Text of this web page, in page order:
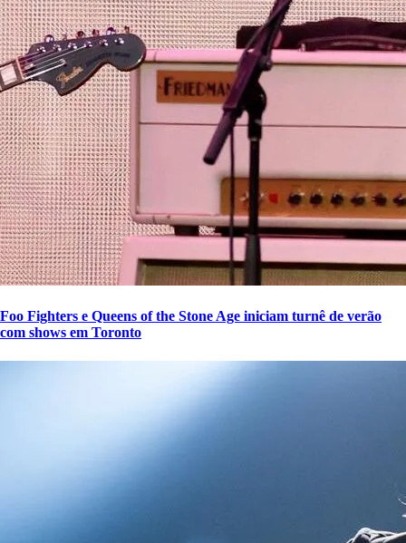
Foo Fighters e Queens of the Stone Age iniciam turnê de verão
com shows em Toronto